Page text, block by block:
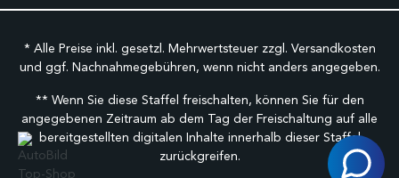
* Alle Preise inkl. gesetzl. Mehrwertsteuer zzgl. Versandkosten
und ggf. Nachnahmegebühren, wenn nicht anders angegeben.
** Wenn Sie diese Staffel freischalten, können Sie für den
angegebenen Zeitraum ab dem Tag der Freischaltung auf alle
bereitgestellten digitalen Inhalte innerhalb dieser Staffel
zurückgreifen.